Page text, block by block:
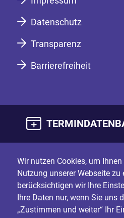
Datenschutz
Transparenz
Barrierefreiheit
Wir nutzen Cookies, um
Nutzung unserer Webseite
berücksichtigen wir Ihre
Ihre Daten nur, wenn Sie uns
„Zustimmen und weiter“ Ihr